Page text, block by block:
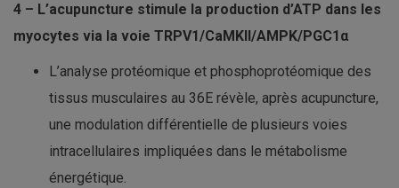
4 – L’acupuncture stimule la production d’ATP dans les
myocytes via la voie TRPV1/CaMKII/AMPK/PGC1α
L’analyse protéomique et phosphoprotéomique des
tissus musculaires au 36E révèle, après acupuncture,
une modulation différentielle de plusieurs voies
intracellulaires impliquées dans le métabolisme
énergétique.